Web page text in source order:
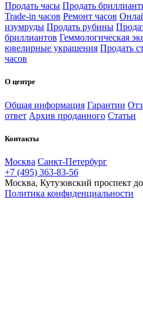
Продать часы Продать
Trade-in часов Ремонт часов
изумруды Продать рубины
бриллиантов Геммологическая
ювелирные украшения Продать
часов
О центре
Общая информация Гарантии
ответ Архив проданного Статьи
Контакты
Москва Санкт-Петербург
+7 (495) 363-83-56
Москва, Кутузовский проспект
Политика конфиденциальности